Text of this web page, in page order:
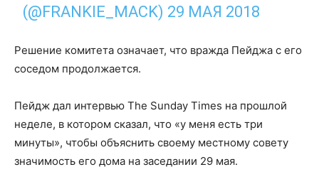
(@FRANKIE_MACK) 29 МАЯ 2018
Решение комитета означает, что вражда Пейджа с его
соседом продолжается.
Пейдж дал интервью The Sunday Times на прошлой
неделе, в котором сказал, что «у меня есть три
минуты», чтобы объяснить своему местному совету
значимость его дома на заседании 29 мая.